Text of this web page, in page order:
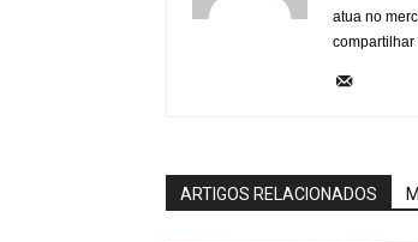
atua no
compartilhar
ARTIGOS RELACIONADOS